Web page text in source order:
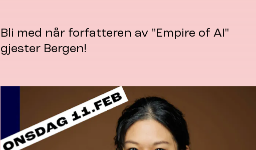
Bli med når forfatteren av "Empire of AI"
gjester Bergen!